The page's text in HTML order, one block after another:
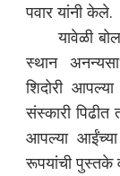
पवार यांनी केले.
यावेळी
स्थान
शिदोरी
संस्कारी
आपल्या
रूपयांची पुस्तके